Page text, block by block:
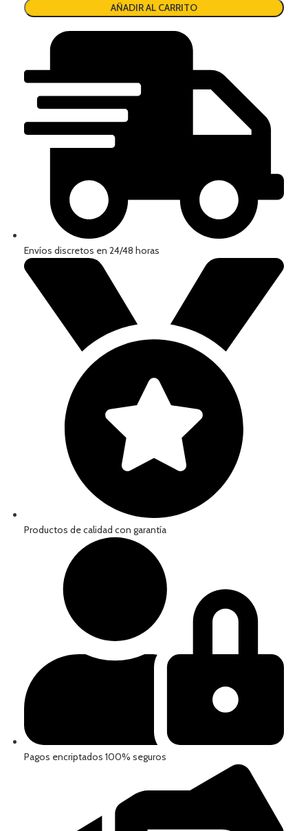
AÑADIR AL CARRITO
Envíos discretos en 24/48 horas
Productos de calidad con garantía
Pagos encriptados 100% seguros